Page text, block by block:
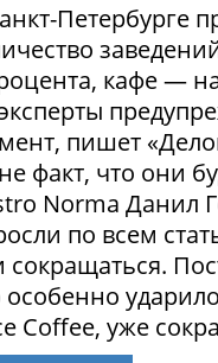
Петербурге
кафе —
пишет
факт, что они
Norma Данил
по всем
сокращаться.
особенно
Coffee, уже